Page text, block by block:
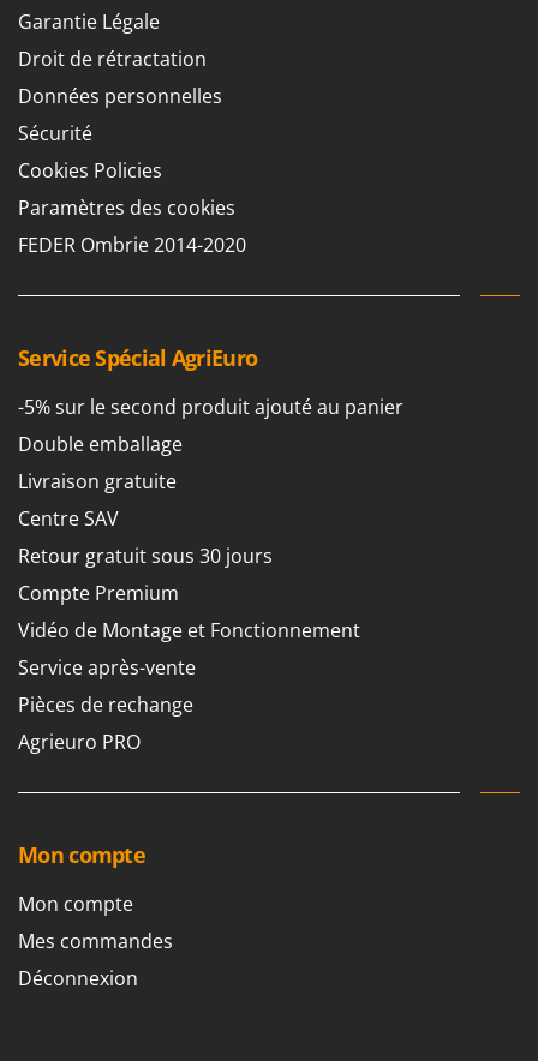
Garantie Légale
Droit de rétractation
Données personnelles
Sécurité
Cookies Policies
Paramètres des cookies
FEDER Ombrie 2014-2020
Service Spécial AgriEuro
-5% sur le second produit ajouté au panier
Double emballage
Livraison gratuite
Centre SAV
Retour gratuit sous 30 jours
Compte Premium
Vidéo de Montage et Fonctionnement
Service après-vente
Pièces de rechange
Agrieuro PRO
Mon compte
Mon compte
Mes commandes
Déconnexion